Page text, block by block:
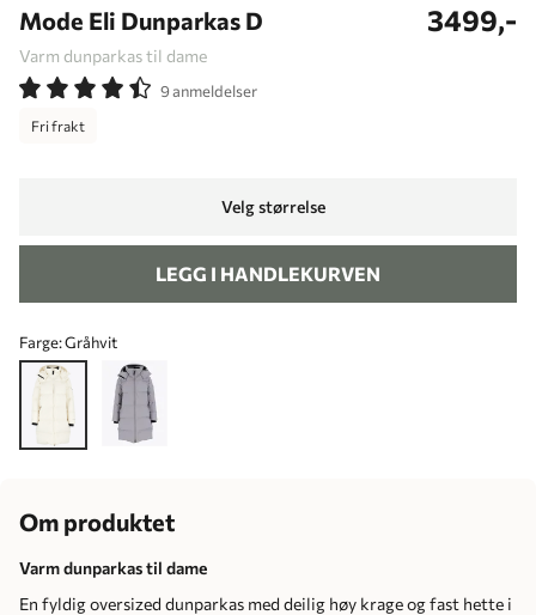
Mode Eli Dunparkas D
Varm dunparkas til dame
3499,-
9 anmeldelser
Fri frakt
Velg størrelse
LEGG I HANDLEKURVEN
Farge:Gråhvit
Om produktet
Varm dunparkas til dame
En fyldig oversized dunparkas med deilig høy krage og fast hette i